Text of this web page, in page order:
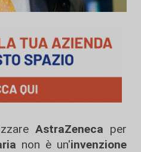
AstraZeneca per
non è un'invenzione